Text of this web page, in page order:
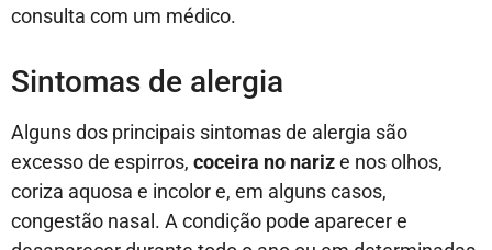
consulta com um médico.
Sintomas de alergia
Alguns dos principais sintomas de alergia são
excesso de espirros, coceira no narize nos olhos,
coriza aquosa e incolor e, em alguns casos,
congestão nasal. A condição pode aparecer e